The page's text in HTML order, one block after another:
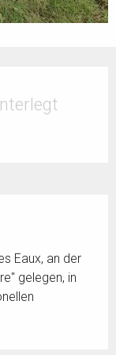
Eaux, an der
gelegen, in